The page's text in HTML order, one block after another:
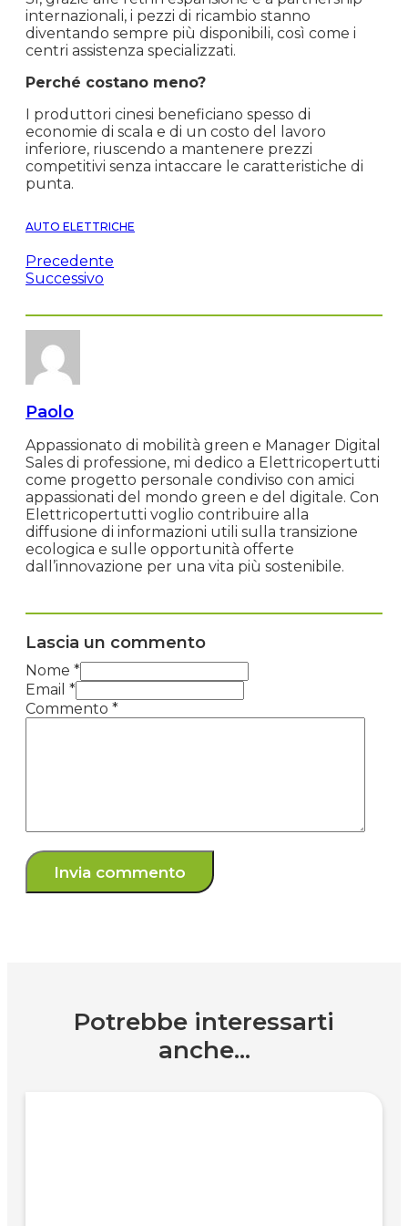
internazionali, i pezzi di ricambio stanno
diventando sempre più disponibili, così come i
centri assistenza specializzati.
Perché costano meno?
I produttori cinesi beneficiano spesso di
economie di scala e di un costo del lavoro
inferiore, riuscendo a mantenere prezzi
competitivi senza intaccare le caratteristiche di
punta.
AUTO ELETTRICHE
Precedente
Successivo
Paolo
Appassionato di mobilità green e Manager Digital
Sales di professione, mi dedico a Elettricopertutti
come progetto personale condiviso con amici
appassionati del mondo green e del digitale. Con
Elettricopertutti voglio contribuire alla
diffusione di informazioni utili sulla transizione
ecologica e sulle opportunità offerte
dall’innovazione per una vita più sostenibile.
Lascia un commento
Nome *
Email *
Commento *
Potrebbe interessarti
anche...